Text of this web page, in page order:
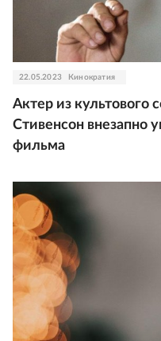
22.05.2023 Кинократия
Актер из культового
Стивенсон внезапно
фильма